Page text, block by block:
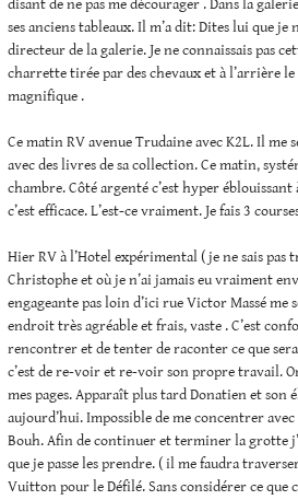
disant de ne pas me décourager . Dans la
ses anciens tableaux. Il m’a dit: Dites lui que
directeur de la galerie. Je ne connaissais pas
charrette tirée par des chevaux et à l’arrière le
magnifique .
Ce matin RV avenue Trudaine avec K2L. Il me
avec des livres de sa collection. Ce matin,
chambre. Côté argenté c’est hyper
c’est efficace. L’est-ce vraiment. Je fais 3
Hier RV à l’Hotel expérimental ( je ne sais pas
Christophe et où je n’ai jamais eu vraiment
engageante pas loin d’ici rue Victor Massé me
endroit très agréable et frais, vaste . C’est
rencontrer et de tenter de raconter ce que
c’est de re-voir et re-voir son propre travail.
mes pages. Apparaît plus tard Donatien et son
aujourd’hui. Impossible de me concentrer
Bouh. Afin de continuer et terminer la grotte
que je passe les prendre. ( il me faudra
Vuitton pour le Défilé. Sans considérer ce que